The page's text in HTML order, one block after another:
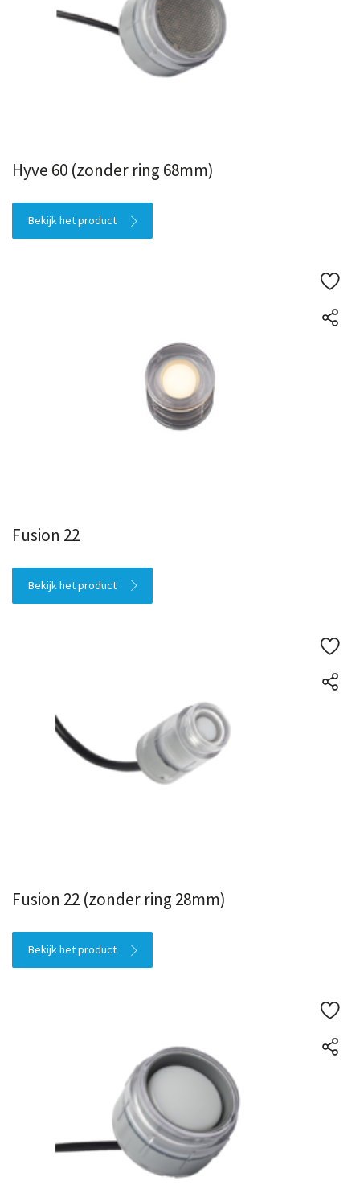
Hyve 60 (zonder ring 68mm)
Bekijk het product
Fusion 22
Bekijk het product
Fusion 22 (zonder ring 28mm)
Bekijk het product